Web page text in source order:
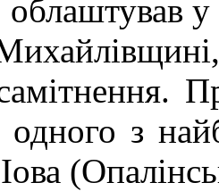
у
одного з